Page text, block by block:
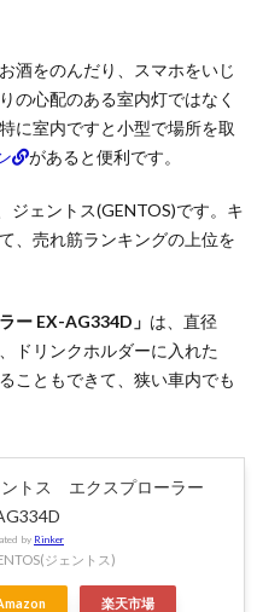
酒をのんだり、スマホをいじ
の心配のある室内灯ではなく
に室内ですと小型で場所を取
があると便利です。
ジェントス(GENTOS)です。キ
、売れ筋ランキングの上位を
ー EX-AG334D」 は、直径
ドリンクホルダーに入れた
こともできて、狭い車内でも
ントス エクスプローラー
by Rinker
ジェントス)
楽天市場